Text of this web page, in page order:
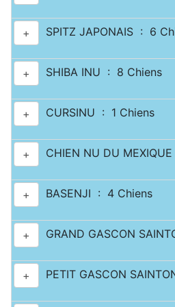
+ SPITZ JAPONAIS : 6
+ SHIBA INU : 8 Chiens
+ CURSINU : 1 Chiens
+ CHIEN NU DU
+ BASENJI : 4 Chiens
+ GRAND GASCON
+ PETIT GASCON